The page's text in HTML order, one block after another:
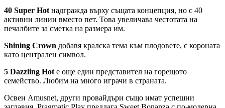
40 Super Hot надгражда върху същата концепция, но с 40
активни линии вместо пет. Това увеличава честотата на
печалбите за сметка на размера им.
Shining Crown добавя кралска тема към плодовете, с короната
като централен символ.
5 Dazzling Hot е още един представител на горещото
семейство. Любим на много играчи в страната.
Освен Amusnet, други провайдъри също имат успешни